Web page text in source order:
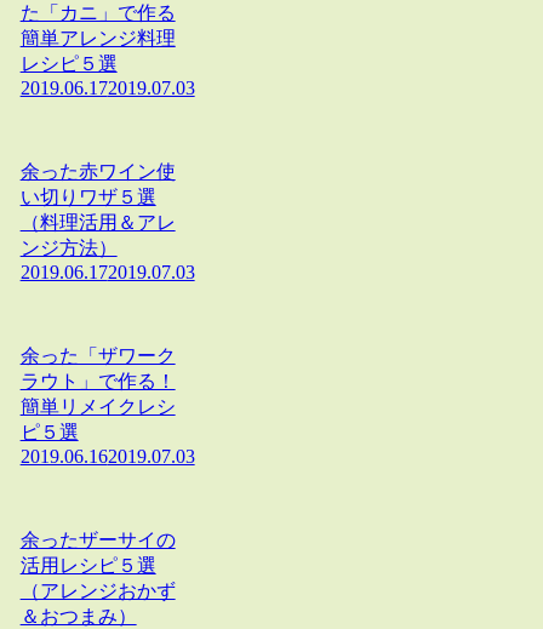
た「カニ」で作る
簡単アレンジ料理
レシピ５選
2019.06.172019.07.03
余った赤ワイン使
い切りワザ５選
（料理活用＆アレ
ンジ方法）
2019.06.172019.07.03
余った「ザワーク
ラウト」で作る！
簡単リメイクレシ
ピ５選
2019.06.162019.07.03
余ったザーサイの
活用レシピ５選
（アレンジおかず
＆おつまみ）